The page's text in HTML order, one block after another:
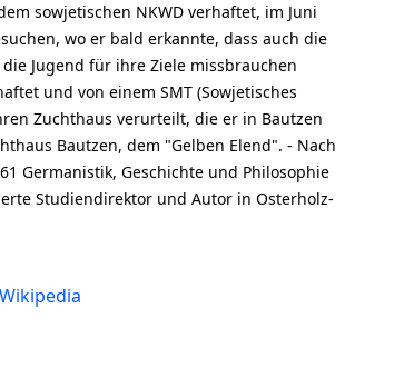
sowjetischen NKWD verhaftet, im Juni
wo er bald erkannte, dass auch die
Jugend für ihre Ziele missbrauchen
und von einem SMT (Sowjetisches
Zuchthaus verurteilt, die er in Bautzen
Bautzen, dem "Gelben Elend". - Nach
Germanistik, Geschichte und Philosophie
Studiendirektor und Autor in Osterholz-
Wikipedia